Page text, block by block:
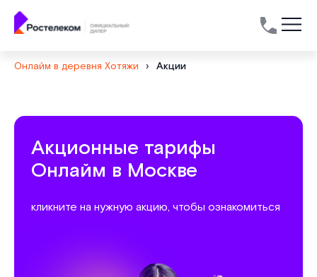
Онлайм в деревня Хотяжи › Акции
Акционные тарифы
Онлайм в Москве
кликните на нужную акцию, чтобы ознакомиться